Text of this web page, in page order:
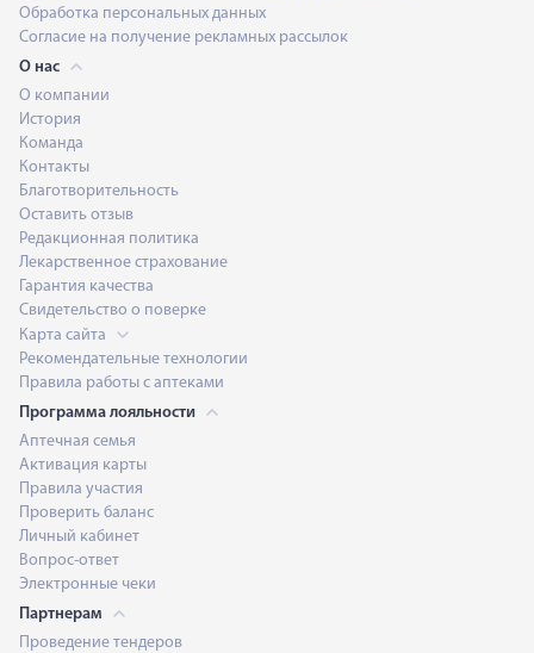
Обработка персональных данных
Согласие на получение рекламных рассылок
О нас
О компании
История
Команда
Контакты
Благотворительность
Оставить отзыв
Редакционная политика
Лекарственное страхование
Гарантия качества
Свидетельство о поверке
Карта сайта
Рекомендательные технологии
Правила работы с аптеками
Программа лояльности
Аптечная семья
Активация карты
Правила участия
Проверить баланс
Личный кабинет
Вопрос-ответ
Электронные чеки
Партнерам
Проведение тендеров